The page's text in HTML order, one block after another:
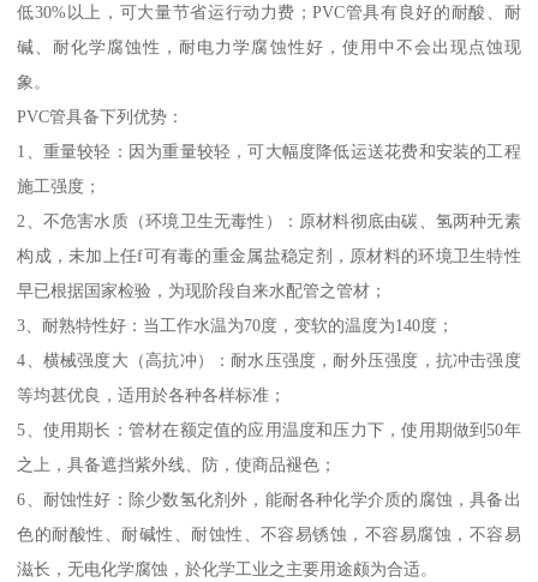
低30%以上，可大量节省运行动力费；PVC管具有良好的耐酸、耐
碱、耐化学腐蚀性，耐电力学腐蚀性好，使用中不会出现点蚀现
象。
PVC管具备下列优势：
1、重量较轻：因为重量较轻，可大幅度降低运送花费和安装的工程
施工强度；
2、不危害水质（环境卫生无毒性）：原材料彻底由碳、氢两种无素
构成，未加上任f可有毒的重金属盐稳定剂，原材料的环境卫生特性
早已根据国家检验，为现阶段自来水配管之管材；
3、耐熟特性好：当工作水温为70度，变软的温度为140度；
4、横械强度大（高抗冲）：耐水压强度，耐外压强度，抗冲击强度
等均甚优良，适用於各种各样标准；
5、使用期长：管材在额定值的应用温度和压力下，使用期做到50年
之上，具备遮挡紫外线、防，使商品褪色；
6、耐蚀性好：除少数氢化剂外，能耐各种化学介质的腐蚀，具备出
色的耐酸性、耐碱性、耐蚀性、不容易锈蚀，不容易腐蚀，不容易
滋长，无电化学腐蚀，於化学工业之主要用途颇为合适。